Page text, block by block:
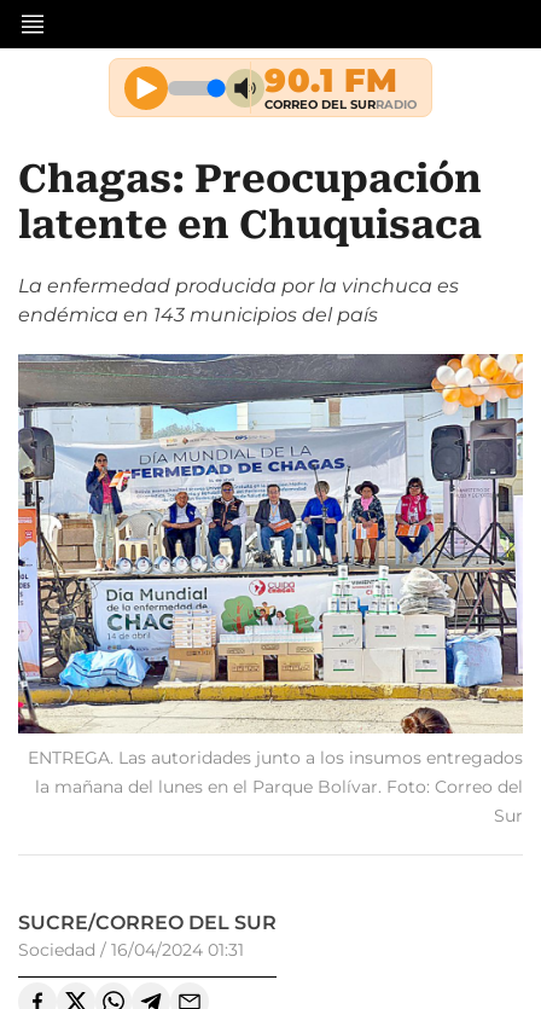
Chagas: Preocupación
latente en Chuquisaca
La enfermedad producida por la vinchuca es
endémica en 143 municipios del país
ENTREGA. Las autoridades junto a los insumos entregados
la mañana del lunes en el Parque Bolívar. Foto: Correo del
Sur
SUCRE/CORREO DEL SUR
Sociedad / 16/04/2024 01:31